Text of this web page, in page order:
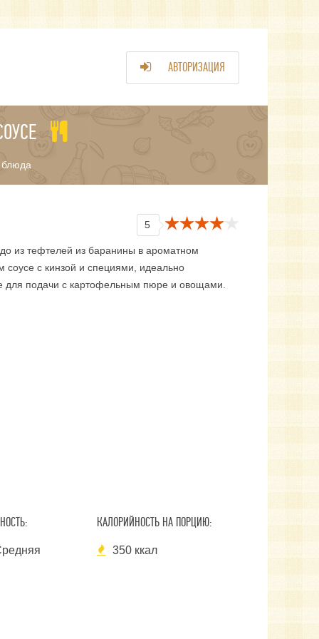
АВТОРИЗАЦИЯ
5
из тефтелей из баранины в ароматном
соусе с кинзой и специями, идеально
для подачи с картофельным пюре и овощами.
КАЛОРИЙНОСТЬ НА ПОРЦИЮ:
350 ккал